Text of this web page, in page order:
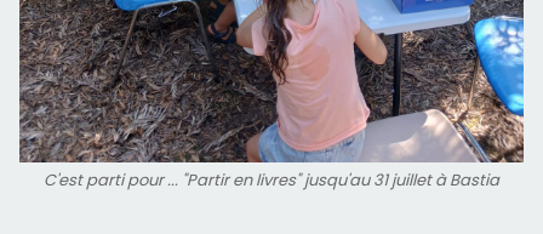
C'est parti pour ... "Partir en livres" jusqu'au 31 juillet à Bastia